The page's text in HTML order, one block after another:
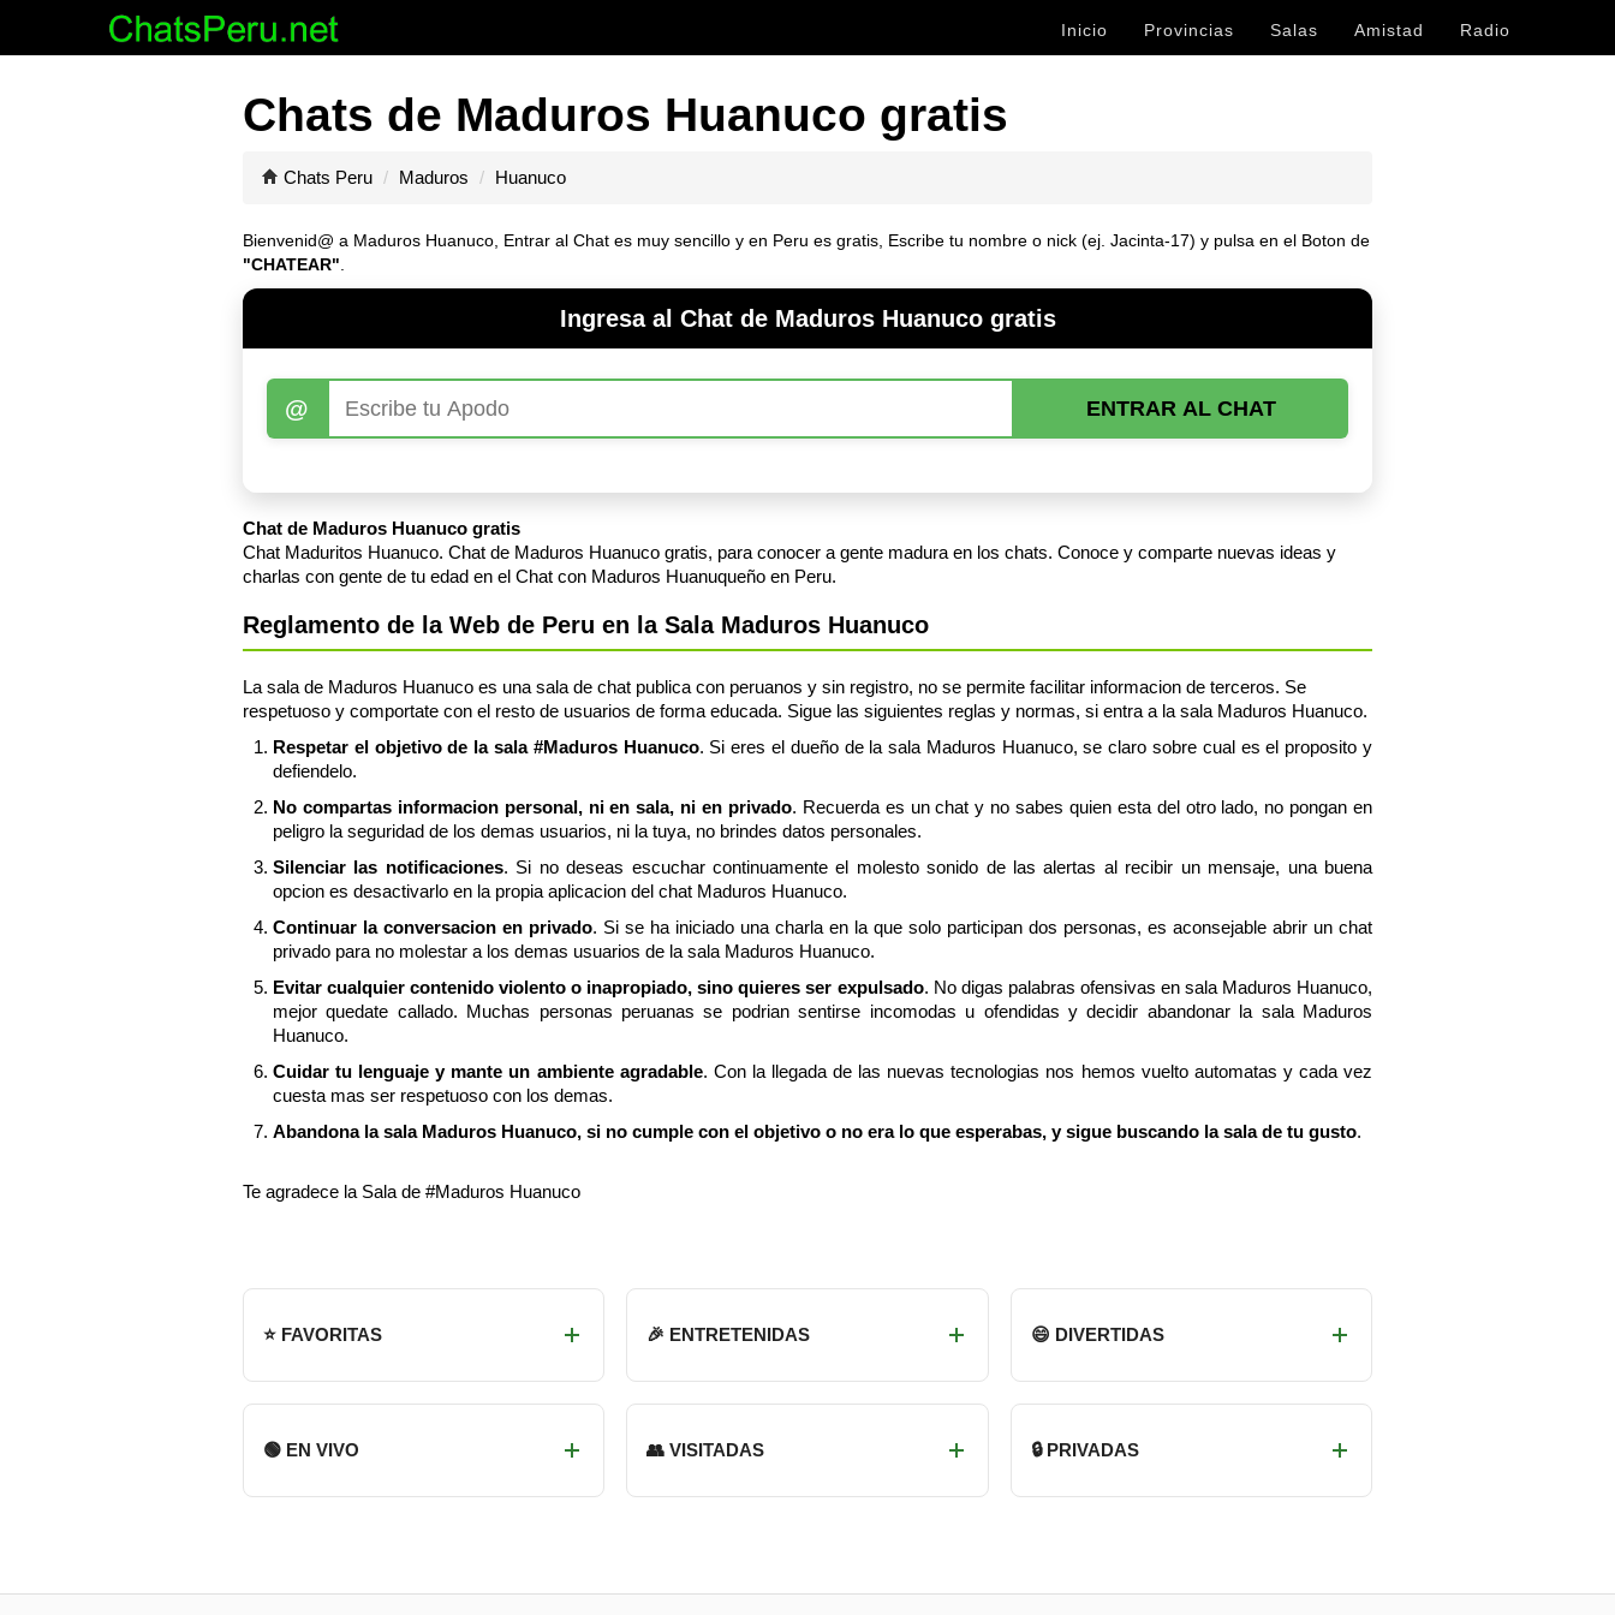
Inicio Provincias Salas Amistad Radio
Chats de Maduros Huanuco gratis
Chats Peru Maduros Huanuco
Bienvenid@ a Maduros Huanuco, Entrar al Chat es muy sencillo y en Peru es gratis, Escribe tu nombre o nick (ej. Jacinta-17) y pulsa en el Boton de
"CHATEAR"
Ingresa al Chat de Maduros Huanuco gratis
@ ENTRAR AL CHAT
Chat de Maduros Huanuco gratis
Chat Maduritos Huanuco. Chat de Maduros Huanuco gratis, para conocer a gente madura en los chats. Conoce y comparte nuevas ideas y
charlas con gente de tu edad en el Chat con Maduros Huanuqueño en Peru.
Reglamento de la Web de Peru en la Sala Maduros Huanuco
La sala de Maduros Huanuco es una sala de chat publica con peruanos y sin registro, no se permite facilitar informacion de terceros. Se
respetuoso y comportate con el resto de usuarios de forma educada. Sigue las siguientes reglas y normas, si entra a la sala Maduros Huanuco.
Respetar el objetivo de la sala #Maduros Huanuco. Si eres el dueño de la sala Maduros Huanuco, se claro sobre cual es el proposito y
defiendelo.
No compartas informacion personal, ni en sala, ni en privado. Recuerda es un chat y no sabes quien esta del otro lado, no pongan en
peligro la seguridad de los demas usuarios, ni la tuya, no brindes datos personales.
Silenciar las notificaciones. Si no deseas escuchar continuamente el molesto sonido de las alertas al recibir un mensaje, una buena
opcion es desactivarlo en la propia aplicacion del chat Maduros Huanuco.
Continuar la conversacion en privado. Si se ha iniciado una charla en la que solo participan dos personas, es aconsejable abrir un chat
privado para no molestar a los demas usuarios de la sala Maduros Huanuco.
Evitar cualquier contenido violento o inapropiado, sino quieres ser expulsado. No digas palabras ofensivas en sala Maduros Huanuco,
mejor quedate callado. Muchas personas peruanas se podrian sentirse incomodas u ofendidas y decidir abandonar la sala Maduros
Huanuco.
Cuidar tu lenguaje y mante un ambiente agradable. Con la llegada de las nuevas tecnologias nos hemos vuelto automatas y cada vez
cuesta mas ser respetuoso con los demas.
Abandona la sala Maduros Huanuco, si no cumple con el objetivo o no era lo que esperabas, y sigue buscando la sala de tu gusto.
Te agradece la Sala de #Maduros Huanuco
⭐ FAVORITAS 🎉 ENTRETENIDAS 😄 DIVERTIDAS
🟢 EN VIVO 👥 VISITADAS 🔒 PRIVADAS